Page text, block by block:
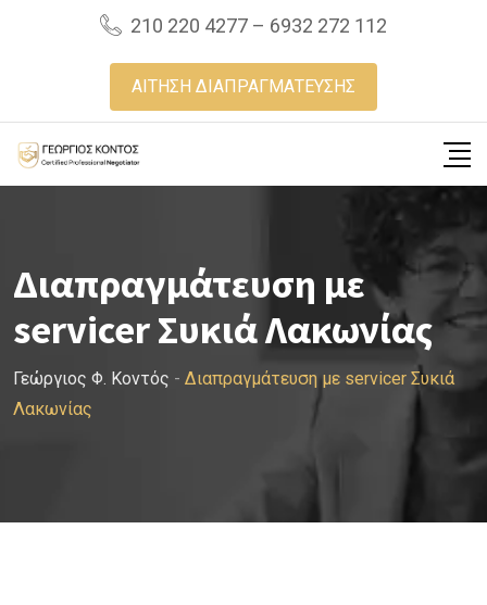
210 220 4277 – 6932 272 112
ΑΙΤΗΣΗ ΔΙΑΠΡΑΓΜΑΤΕΥΣΗΣ
Διαπραγμάτευση με
servicer Συκιά Λακωνίας
Γεώργιος Φ. Κοντός - Διαπραγμάτευση με servicer Συκιά
Λακωνίας